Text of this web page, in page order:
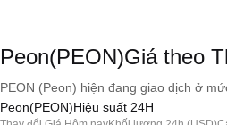
Peon(PEON)Giá theo
PEON (Peon) hiện đang giao dịch ở
Peon(PEON)Hiệu suất 24H